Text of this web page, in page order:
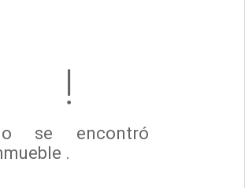
se encontró
.